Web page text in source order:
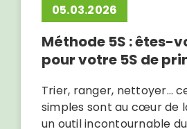
05.03.2026
Méthode 5S : êtes-
pour votre 5S de
Trier, ranger, nettoyer…
simples sont au cœur de
un outil incontournable